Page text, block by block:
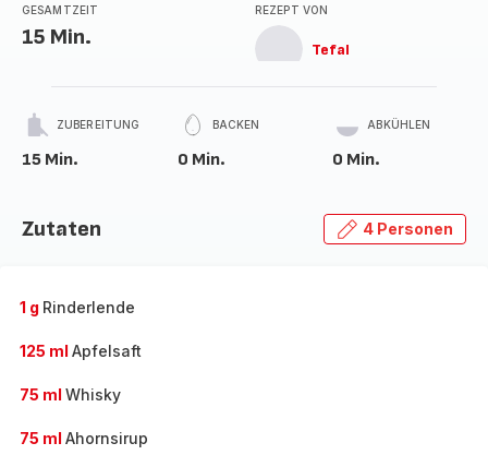
GESAMTZEIT
15 Min.
REZEPT VON
Tefal
ZUBEREITUNG
15 Min.
BACKEN
0 Min.
ABKÜHLEN
0 Min.
Zutaten 4 Personen
1 g Rinderlende
125 ml Apfelsaft
75 ml Whisky
75 ml Ahornsirup